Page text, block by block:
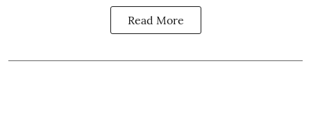
Read More